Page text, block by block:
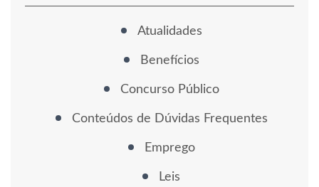
Atualidades
Benefícios
Concurso Público
Conteúdos de Dúvidas Frequentes
Emprego
Leis